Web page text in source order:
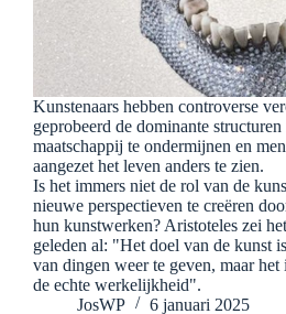
Kunstenaars hebben controverse
geprobeerd de dominante
maatschappij te ondermijnen en
aangezet het leven anders te zien.
Is het immers niet de rol van de
nieuwe perspectieven te creëren
hun kunstwerken? Aristoteles zei
geleden al: "Het doel van de kunst
van dingen weer te geven, maar
de echte werkelijkheid".
JosWP
6 januari 2025